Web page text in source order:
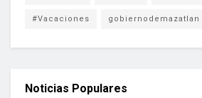
#Vacaciones gobiernodemazatlan
Noticias Populares